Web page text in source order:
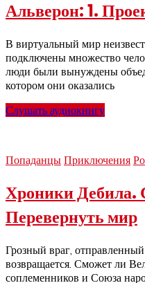
Альверон: 1.
В виртуальный мир
подключены множество
люди были вынуждены
котором они оказались
Слушать аудиокнигу
Попаданцы Приключения
Хроники Дебила.
Перевернуть мир
Грозный враг,
возвращается. Сможет ли
соплеменников и Союза